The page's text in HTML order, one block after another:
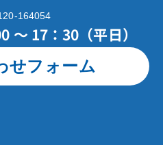
164054
17：30（平日）
せフォーム